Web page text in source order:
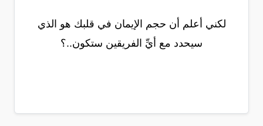
لكني أعلم أن حجم الإيمان في قلبك هو الذي
سيحدد مع أيِّ الفريقين ستكون..؟